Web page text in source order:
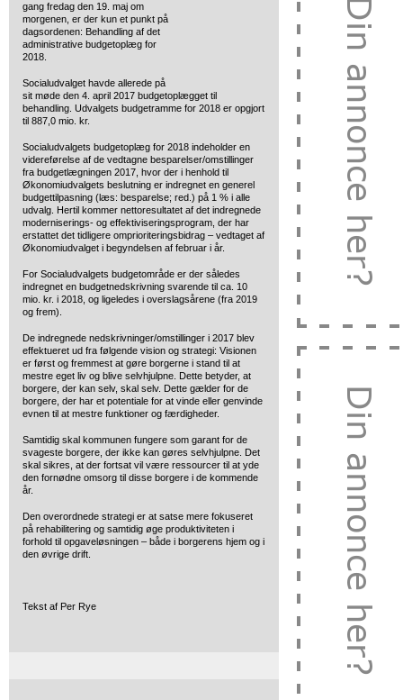
gang fredag den 19. maj om
morgenen, er der kun et punkt på
dagsordenen: Behandling af det
administrative budgetoplæg for
2018.
Socialudvalget havde allerede på
sit møde den 4. april 2017 budgetoplægget til
behandling. Udvalgets budgetramme for 2018 er opgjort
til 887,0 mio. kr.
Socialudvalgets budgetoplæg for 2018 indeholder en
videreførelse af de vedtagne besparelser/omstillinger
fra budgetlægningen 2017, hvor der i henhold til
Økonomiudvalgets beslutning er indregnet en generel
budgettilpasning (læs: besparelse; red.) på 1 % i alle
udvalg. Hertil kommer nettoresultatet af det indregnede
moderniserings- og effektiviseringsprogram, der har
erstattet det tidligere omprioriteringsbidrag – vedtaget af
Økonomiudvalget i begyndelsen af februar i år.
For Socialudvalgets budgetområde er der således
indregnet en budgetnedskrivning svarende til ca. 10
mio. kr. i 2018, og ligeledes i overslagsårene (fra 2019
og frem).
De indregnede nedskrivninger/omstillinger i 2017 blev
effektueret ud fra følgende vision og strategi: Visionen
er først og fremmest at gøre borgerne i stand til at
mestre eget liv og blive selvhjulpne. Dette betyder, at
borgere, der kan selv, skal selv. Dette gælder for de
borgere, der har et potentiale for at vinde eller genvinde
evnen til at mestre funktioner og færdigheder.
Samtidig skal kommunen fungere som garant for de
svageste borgere, der ikke kan gøres selvhjulpne. Det
skal sikres, at der fortsat vil være ressourcer til at yde
den fornødne omsorg til disse borgere i de kommende
år.
Den overordnede strategi er at satse mere fokuseret
på rehabilitering og samtidig øge produktiviteten i
forhold til opgaveløsningen – både i borgerens hjem og i
den øvrige drift.
Tekst af Per Rye